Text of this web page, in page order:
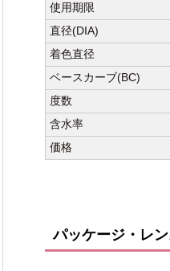
使用期限
直径(DIA)
着色直径
ベースカーブ(BC)
度数
含水率
価格
パッケージ・レ